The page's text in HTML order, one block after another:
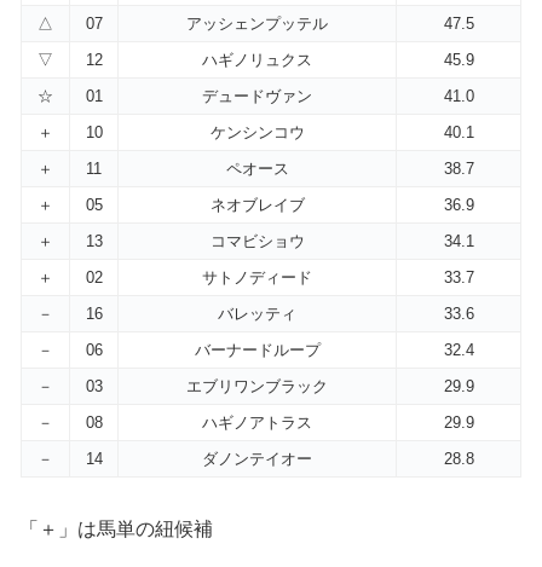
△
07 アッシェンプッテル
47.5
▽
12 ハギノリュクス
45.9
☆
01 デュードヴァン
41.0
＋
10 ケンシンコウ
40.1
＋
11 ペオース
38.7
＋
05 ネオブレイブ
36.9
＋
13 コマビショウ
34.1
＋
02 サトノディード
33.7
－
16 バレッティ
33.6
－
06 バーナードループ
32.4
－
03 エブリワンブラック
29.9
－
08 ハギノアトラス
29.9
－
14 ダノンテイオー 28.8
「＋」は馬単の紐候補